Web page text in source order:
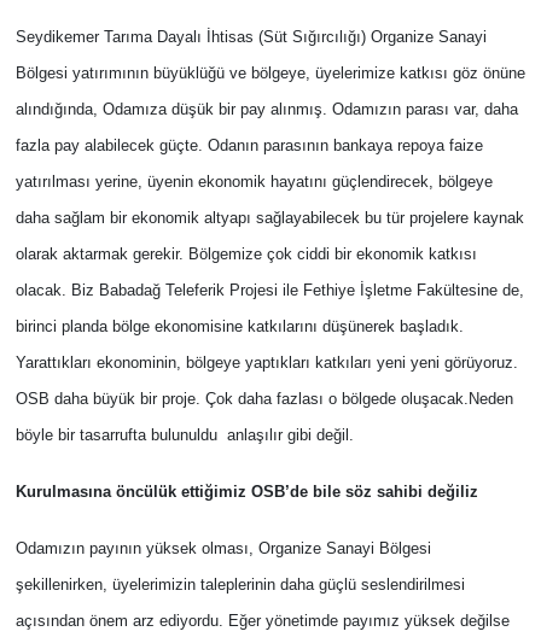
Seydikemer Tarıma Dayalı İhtisas (Süt Sığırcılığı) Organize Sanayi
Bölgesi yatırımının büyüklüğü ve bölgeye, üyelerimize katkısı göz önüne
alındığında, Odamıza düşük bir pay alınmış. Odamızın parası var, daha
fazla pay alabilecek güçte. Odanın parasının bankaya repoya faize
yatırılması yerine, üyenin ekonomik hayatını güçlendirecek, bölgeye
daha sağlam bir ekonomik altyapı sağlayabilecek bu tür projelere kaynak
olarak aktarmak gerekir. Bölgemize çok ciddi bir ekonomik katkısı
olacak. Biz Babadağ Teleferik Projesi ile Fethiye İşletme Fakültesine de,
birinci planda bölge ekonomisine katkılarını düşünerek başladık.
Yarattıkları ekonominin, bölgeye yaptıkları katkıları yeni yeni görüyoruz.
OSB daha büyük bir proje. Çok daha fazlası o bölgede oluşacak.Neden
böyle bir tasarrufta bulunuldu anlaşılır gibi değil.
Kurulmasına öncülük ettiğimiz OSB’de bile söz sahibi değiliz
Odamızın payının yüksek olması, Organize Sanayi Bölgesi
şekillenirken, üyelerimizin taleplerinin daha güçlü seslendirilmesi
açısından önem arz ediyordu. Eğer yönetimde payımız yüksek değilse